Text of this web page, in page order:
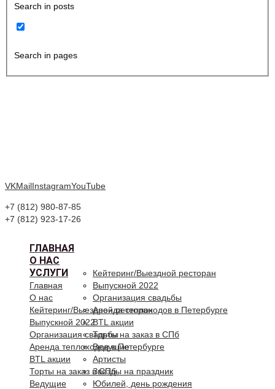
Search in posts
Search in pages
VKMailInstagramYouTube
+7 (812) 980-87-85
+7 (812) 923-17-26
ГЛАВНАЯ
О НАС
УСЛУГИ
Кейтеринг/Выездной ресторан
Выпускной 2022
Организация свадьбы
Аренда теплоходов в Петербурге
BTL акции
Торты на заказ в СПб
Ведущие
Артисты
Звезды на праздник
Юбилей, день рождения
Главная
О нас
Кейтеринг/Выездной ресторан
Выпускной 2022
Организация свадьбы
Аренда теплоходов в Петербурге
BTL акции
Торты на заказ в СПб
Ведущие